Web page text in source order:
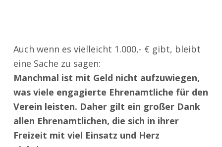
Auch wenn es vielleicht 1.000,- € gibt, bleibt
eine Sache zu sagen:
Manchmal ist mit Geld nicht aufzuwiegen,
was viele engagierte Ehrenamtliche für den
Verein leisten. Daher gilt ein großer Dank
allen Ehrenamtlichen, die sich in ihrer
Freizeit mit viel Einsatz und Herz